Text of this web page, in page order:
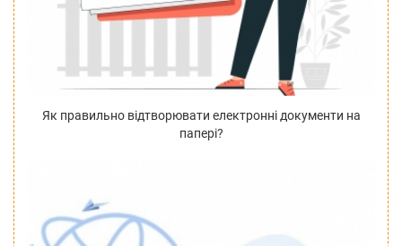
Як правильно відтворювати електронні документи на
папері?